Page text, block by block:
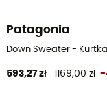
Patagonia
Down Sweater -
593,27 zł 1169,00 zł -